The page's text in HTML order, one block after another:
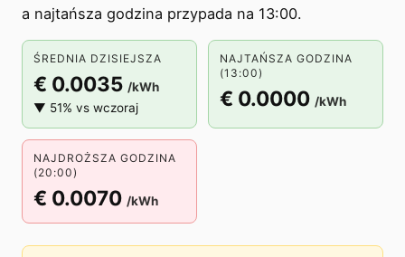
a najtańsza godzina przypada na 13:00.
ŚREDNIA DZISIEJSZA
€ 0.0035 /kWh
▼ 51% vs wczoraj
NAJTAŃSZA GODZINA
(13:00)
€ 0.0000 /kWh
NAJDROŻSZA GODZINA
(20:00)
€ 0.0070 /kWh